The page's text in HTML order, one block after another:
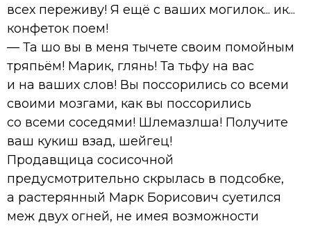
всех переживу! Я ещё с ваших могилок... ик...
конфеток поем!
— Та шо вы в меня тычете своим помойным
тряпьём! Марик, глянь! Та тьфу на вас
и на ваших слов! Вы поссорились со всеми
своими мозгами, как вы поссорились
со всеми соседями! Шлемазлша! Получите
ваш кукиш взад, шейгец!
Продавщица сосисочной
предусмотрительно скрылась в подсобке,
а растерянный Марк Борисович суетился
меж двух огней, не имея возможности